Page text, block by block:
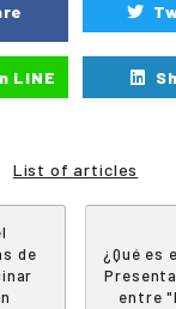
LINE
List of articles
de
¿Qué es
entre